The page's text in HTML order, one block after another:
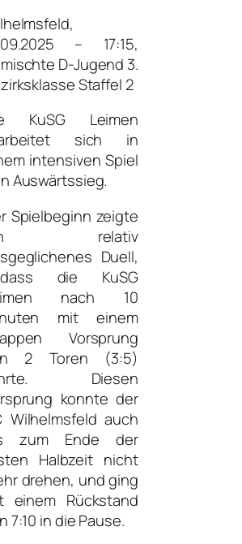
– 17:15,
D-Jugend 3.
Staffel 2
KuSG Leimen
sich in
intensiven Spiel
Auswärtssieg.
Spielbeginn zeigte
relativ
Duell,
die KuSG
nach 10
mit einem
Vorsprung
2 Toren (3:5)
Diesen
konnte der
Wilhelmsfeld auch
zum Ende der
Halbzeit nicht
drehen, und ging
einem Rückstand
7:10 in die Pause.